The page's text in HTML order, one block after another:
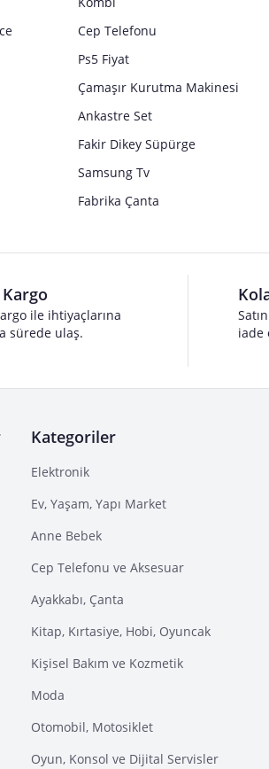
Cep Telefonu
Ps5 Fiyat
Çamaşır Kurutma Makinesi
Ankastre Set
Fakir Dikey Süpürge
Samsung Tv
Fabrika Çanta
Kargo
ile ihtiyaçlarına
sürede ulaş.
iade
Kategoriler
Elektronik
Ev, Yaşam, Yapı Market
Anne Bebek
Cep Telefonu ve Aksesuar
Ayakkabı, Çanta
Kitap, Kırtasiye, Hobi, Oyuncak
Kişisel Bakım ve Kozmetik
Moda
Otomobil, Motosiklet
Oyun, Konsol ve Dijital Servisler